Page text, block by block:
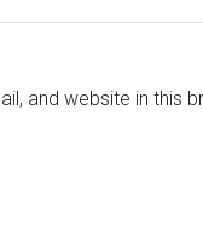
and website in this